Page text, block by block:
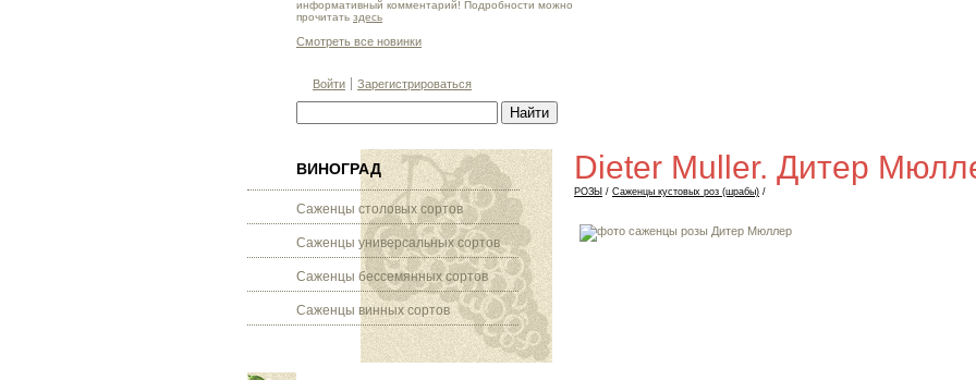
информативный комментарий! Подробности можно
прочитать здесь
Смотреть все новинки
Войти Зарегистрироваться
ВИНОГРАД
Саженцы столовых сортов
Саженцы универсальных сортов
Саженцы бессемянных сортов
Саженцы винных сортов
Dieter Muller. Дитер
РОЗЫ / Саженцы кустовых роз (шрабы) /